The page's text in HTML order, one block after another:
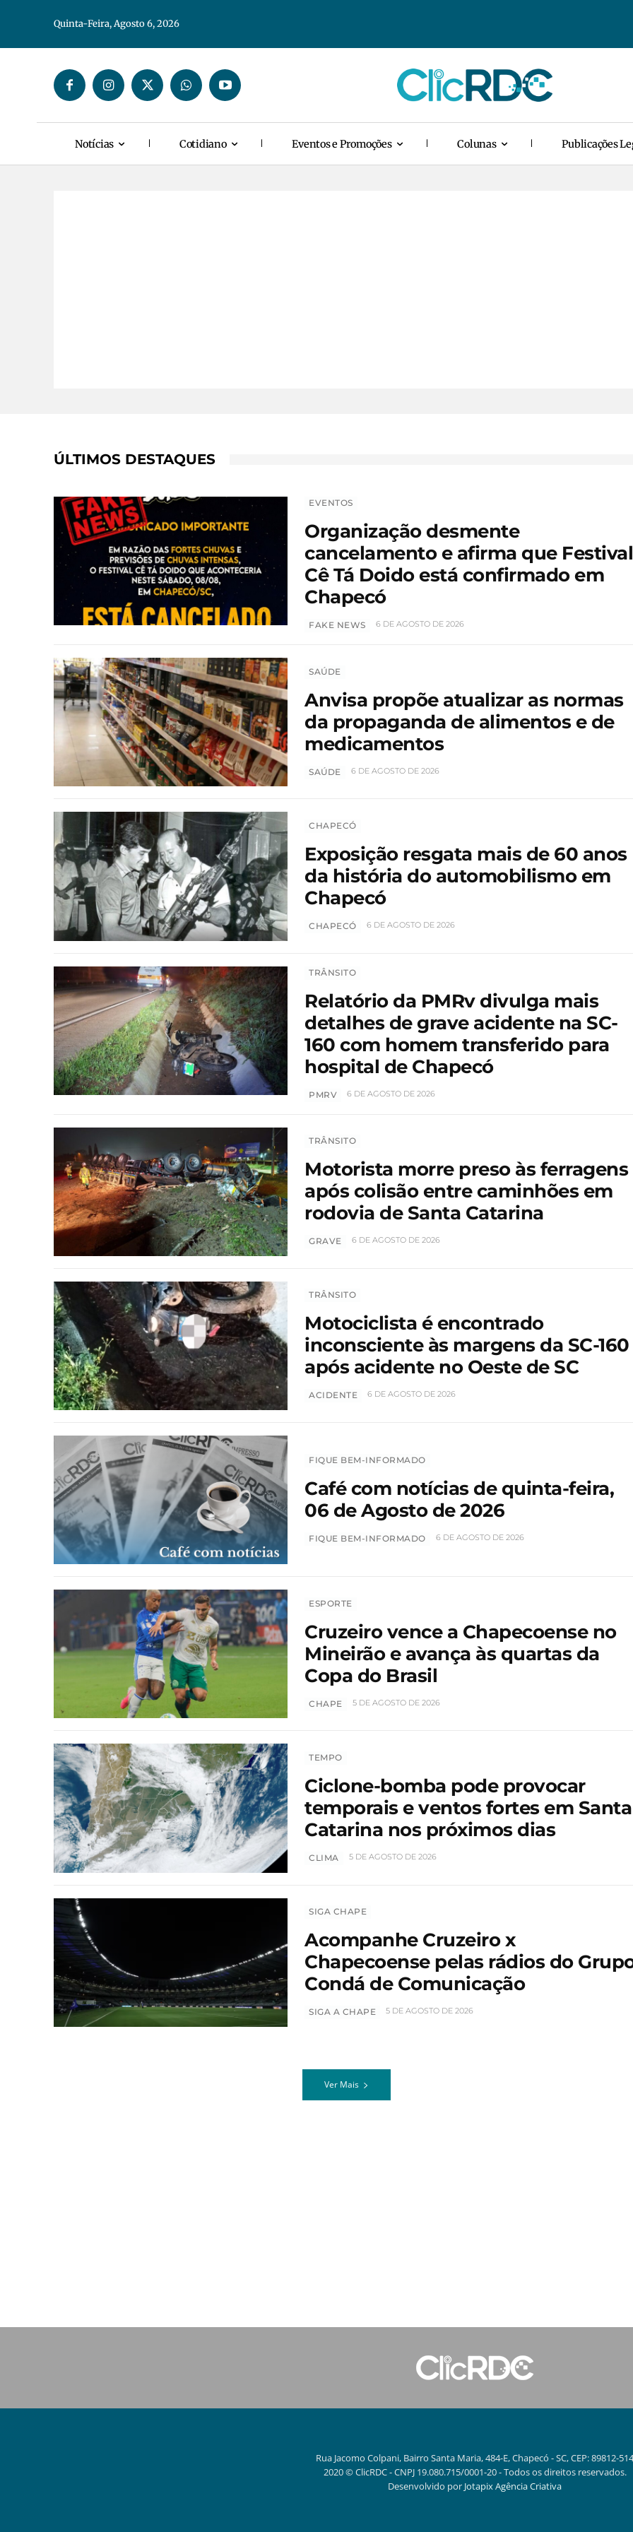
Quinta-Feira, Agosto 6, 2026
Notícias Cotidiano Eventos e Promoções Colunas Publicações
ÚLTIMOS DESTAQUES
EVENTOS
Organização desmente
cancelamento e afirma que Festival
Cê Tá Doido está confirmado em
Chapecó
FAKE NEWS 6 DE AGOSTO DE 2026
SAÚDE
Anvisa propõe atualizar as normas
da propaganda de alimentos e de
medicamentos
SAÚDE 6 DE AGOSTO DE 2026
CHAPECÓ
Exposição resgata mais de 60 anos
da história do automobilismo em
Chapecó
CHAPECÓ 6 DE AGOSTO DE 2026
TRÂNSITO
Relatório da PMRv divulga mais
detalhes de grave acidente na SC-
160 com homem transferido para
hospital de Chapecó
PMRV 6 DE AGOSTO DE 2026
TRÂNSITO
Motorista morre preso às ferragens
após colisão entre caminhões em
rodovia de Santa Catarina
GRAVE 6 DE AGOSTO DE 2026
TRÂNSITO
Motociclista é encontrado
inconsciente às margens da SC-160
após acidente no Oeste de SC
ACIDENTE 6 DE AGOSTO DE 2026
FIQUE BEM-INFORMADO
Café com notícias de quinta-feira,
06 de Agosto de 2026
FIQUE BEM-INFORMADO 6 DE AGOSTO DE 2026
ESPORTE
Cruzeiro vence a Chapecoense no
Mineirão e avança às quartas da
Copa do Brasil
CHAPE 5 DE AGOSTO DE 2026
TEMPO
Ciclone-bomba pode provocar
temporais e ventos fortes em Santa
Catarina nos próximos dias
CLIMA 5 DE AGOSTO DE 2026
SIGA CHAPE
Acompanhe Cruzeiro x
Chapecoense pelas rádios do
Condá de Comunicação
SIGA A CHAPE 5 DE AGOSTO DE 2026
Ver Mais
Rua Jacomo Colpani, Bairro Santa Maria, 484-E, Chapecó - SC, CEP: 89812-514
2020 © ClicRDC - CNPJ 19.080.715/0001-20 - Todos os direitos reservados.
Desenvolvido por Jotapix Agência Criativa